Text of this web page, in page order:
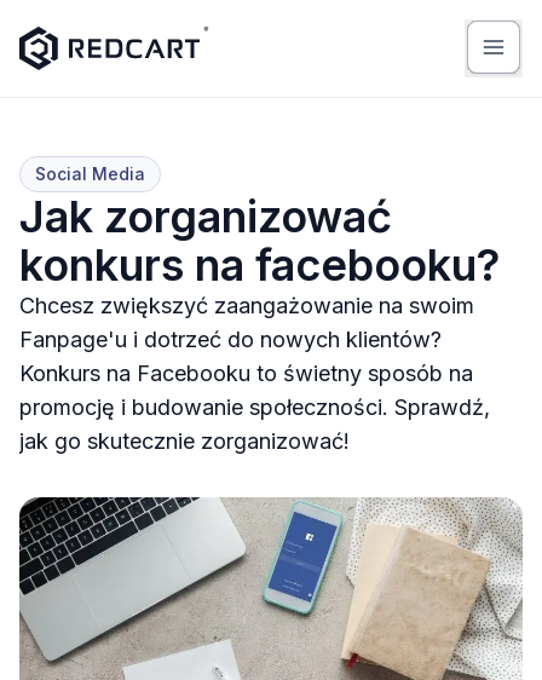
Social Media
Jak zorganizować
konkurs na facebooku?
Chcesz zwiększyć zaangażowanie na swoim
Fanpage'u i dotrzeć do nowych klientów?
Konkurs na Facebooku to świetny sposób na
promocję i budowanie społeczności. Sprawdź,
jak go skutecznie zorganizować!